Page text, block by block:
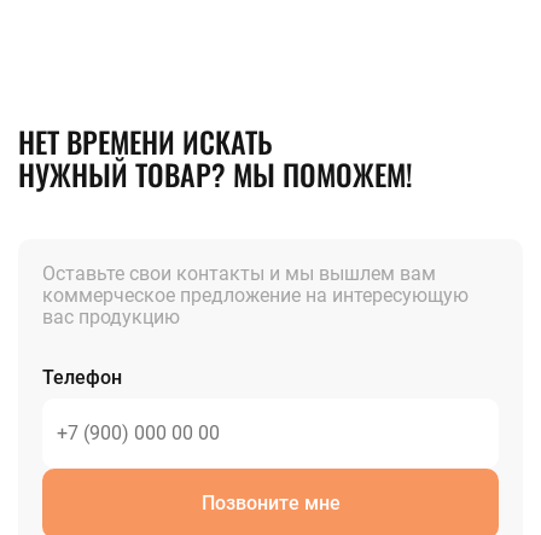
НЕТ ВРЕМЕНИ ИСКАТЬ
НУЖНЫЙ ТОВАР? МЫ ПОМОЖЕМ!
Оставьте свои контакты и мы вышлем вам
коммерческое предложение на интересующую
вас продукцию
Телефон
Позвоните мне